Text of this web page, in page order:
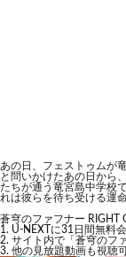
あの日、フェストゥムが
と問いかけたあの日から
たちが通う竜宮島中学校
れは彼らを待ち受ける運
蒼穹のファフナー RIGHT
U-NEXTに31日間無料
サイト内で「蒼穹のフ
他の見放題動画も視聴